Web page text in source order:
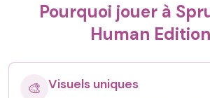
Pourquoi jouer à
Human
🎨 Visuels uniques